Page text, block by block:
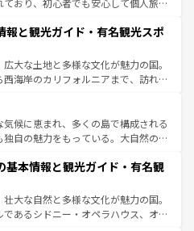
ほしい。
おり、初心者でも安心して個人旅行
町や、スイスならではのユニークな
ス観光だけでなく町歩きも満喫する
所得が高いため物価も高いが、旅行
のサービスもあり、うまく活用すれ
報と観光ガイド・有名観光スポ
大な土地と多様な文化が魅力の国。
海岸のカリフォルニアまで、訪れる
観光、ショッピング、エンターテイ
激的なスポットだ。一方、アメリカ
がり、グランドキャニオンやイエロー
では、音楽と美食が融合した独特の
アメリカの各地域で異なる魅力を楽
性と豊かな歴史を感じることができ
ドトリップや列車の旅も、アメリカ
候に恵まれ、多くの島で構成される
自の魅力をもっている。大自然の神
また、定番の観光地といえばオアフ
求めるならマウイ島やカウアイ島が
グリーンに輝く海をはじめ、豊かな
いる。「アロハスピリット」と呼ば
基本情報と観光ガイド・有名観
大な自然と多様な文化が魅力の国。
あるシドニー・オペラハウス、オー